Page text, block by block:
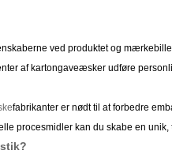
ved produktet og
af kartongaveæsker udføre
fabrikanter er nødt til at forbedre
procesmidler kan du skabe en